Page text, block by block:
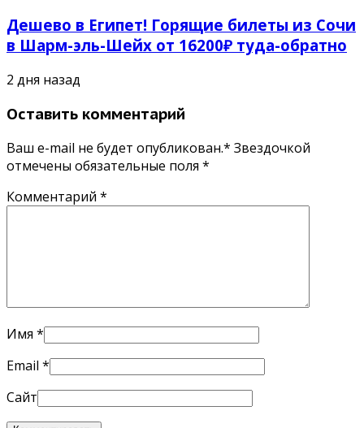
Дешево в Египет! Горящие билеты из Сочи
в Шарм-эль-Шейх от 16200₽ туда-обратно
2 дня назад
Оставить комментарий
Ваш e-mail не будет опубликован.* Звездочкой
отмечены обязательные поля *
Комментарий *
Имя *
Email *
Сайт